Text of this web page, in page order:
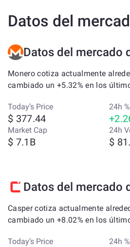
Datos del
Datos del mercado
Monero cotiza actualmente
cambiado un +5.32% en los
Today’s Price
$ 377.44
24h
Market Cap
$ 7.1B
24h
$
Datos del mercado
Casper cotiza actualmente
cambiado un +8.02% en los
Today’s Price 24h